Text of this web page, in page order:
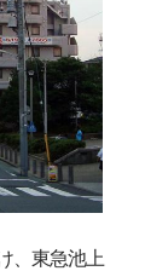
、東急池上